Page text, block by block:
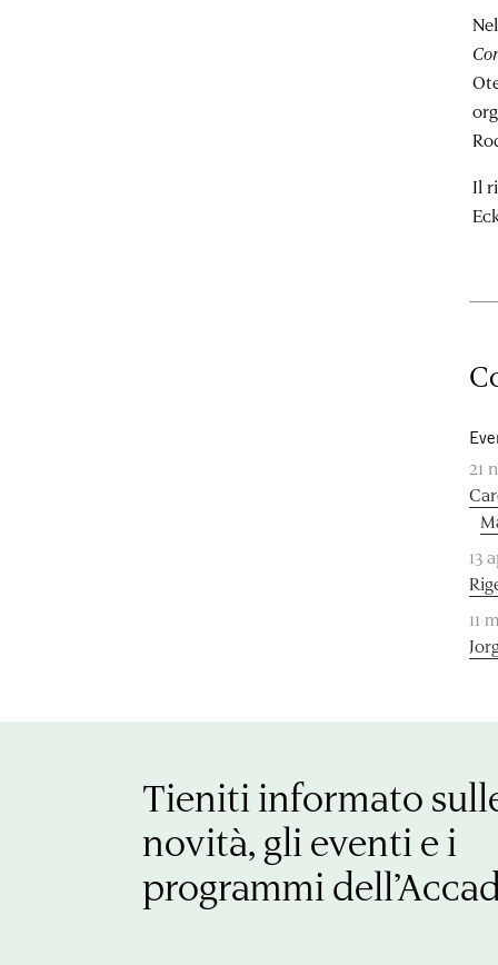
Il
21
13
11
Tieniti informato
novità, gli eventi e i
programmi